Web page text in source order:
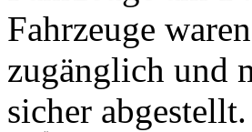
Fahrzeuge
zugänglich und
sicher abgestellt.